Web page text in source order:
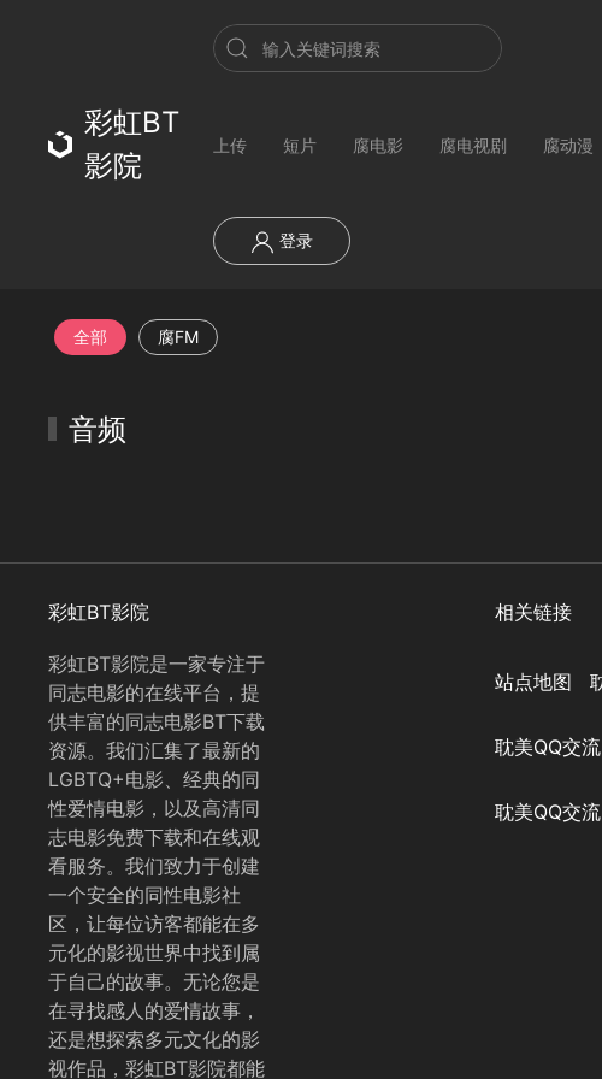
彩虹BT
影院
上传 短片 腐电影 腐电视剧 腐动漫
登录
全部 腐FM
音频
彩虹BT影院
彩虹BT影院是一家专注于
同志电影的在线平台，提
供丰富的同志电影BT下载
资源。我们汇集了最新的
LGBTQ+电影、经典的同
性爱情电影，以及高清同
志电影免费下载和在线观
看服务。我们致力于创建
一个安全的同性电影社
区，让每位访客都能在多
元化的影视世界中找到属
于自己的故事。无论您是
在寻找感人的爱情故事，
还是想探索多元文化的影
视作品，彩虹BT影院都能
相关链接
站点地图
耽美QQ交
耽美QQ交